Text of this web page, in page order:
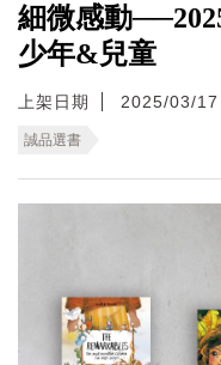
細微感動
少年&兒童
上架日期 2025/03/17
誠品選書